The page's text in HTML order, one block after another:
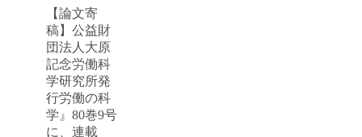
【論文寄
稿】公益財
団法人大原
記念労働科
学研究所発
行労働の科
学』80巻9号
に、連載